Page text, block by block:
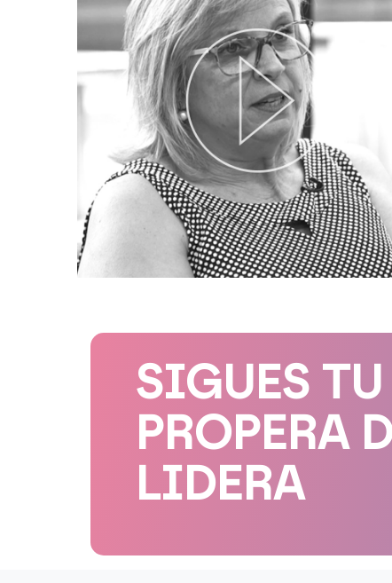
SIGUES
PROPERA
LIDERA